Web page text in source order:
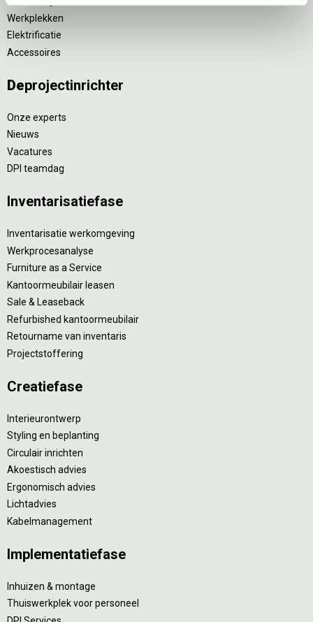
Werkplekken
Elektrificatie
Accessoires
Deprojectinrichter
Onze experts
Nieuws
Vacatures
DPI teamdag
Inventarisatiefase
Inventarisatie werkomgeving
Werkprocesanalyse
Furniture as a Service
Kantoormeubilair leasen
Sale & Leaseback
Refurbished kantoormeubilair
Retourname van inventaris
Projectstoffering
Creatiefase
Interieurontwerp
Styling en beplanting
Circulair inrichten
Akoestisch advies
Ergonomisch advies
Lichtadvies
Kabelmanagement
Implementatiefase
Inhuizen & montage
Thuiswerkplek voor personeel